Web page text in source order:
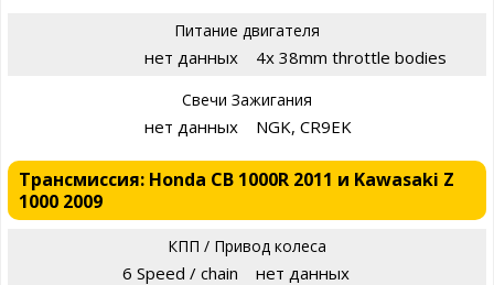
Питание двигателя
нет данных 4x 38mm throttle bodies
Свечи Зажигания
нет данных NGK, CR9EK
Трансмиссия: Honda CB 1000R 2011 и Kawasaki Z
1000 2009
КПП / Привод колеса
6 Speed / chain нет данных